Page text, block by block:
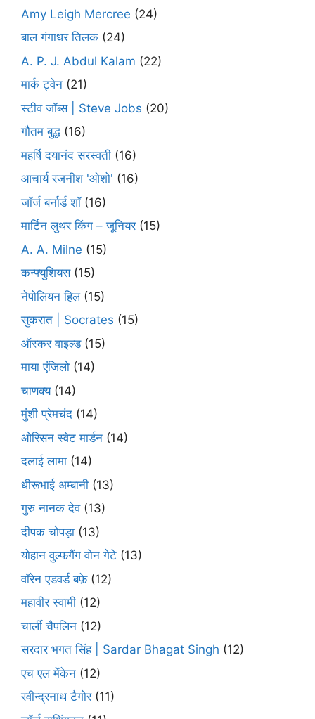
Amy Leigh Mercree (24)
बाल गंगाधर तिलक (24)
A. P. J. Abdul Kalam (22)
मार्क ट्वेन (21)
स्टीव जॉब्स | Steve Jobs (20)
गौतम बुद्ध (16)
महर्षि दयानंद सरस्वती (16)
आचार्य रजनीश 'ओशो' (16)
जॉर्ज बर्नार्ड शॉ(16)
मार्टिन लुथर किंग – जूनियर(15)
A. A. Milne (15)
कन्फ्युशियस(15)
नेपोलियन हिल(15)
सुकरात | Socrates (15)
ऑस्कर वाइल्ड(15)
माया एंजिलो (14)
चाणक्य(14)
मुंशी प्रेमचंद (14)
ओरिसन स्‍वेट मार्डन (14)
दलाई लामा (14)
धीरूभाई अम्बानी (13)
गुरु नानक देव(13)
दीपक चोपड़ा (13)
योहान वुल्फगैंग वोन गेटे (13)
वॉरेन एडवर्ड बफ़े(12)
महावीर स्वामी (12)
चार्ली चैपलिन (12)
सरदार भगत सिंह | Sardar Bhagat Singh (12)
एच एल मेंकेन (12)
रवीन्द्रनाथ टैगोर(11)